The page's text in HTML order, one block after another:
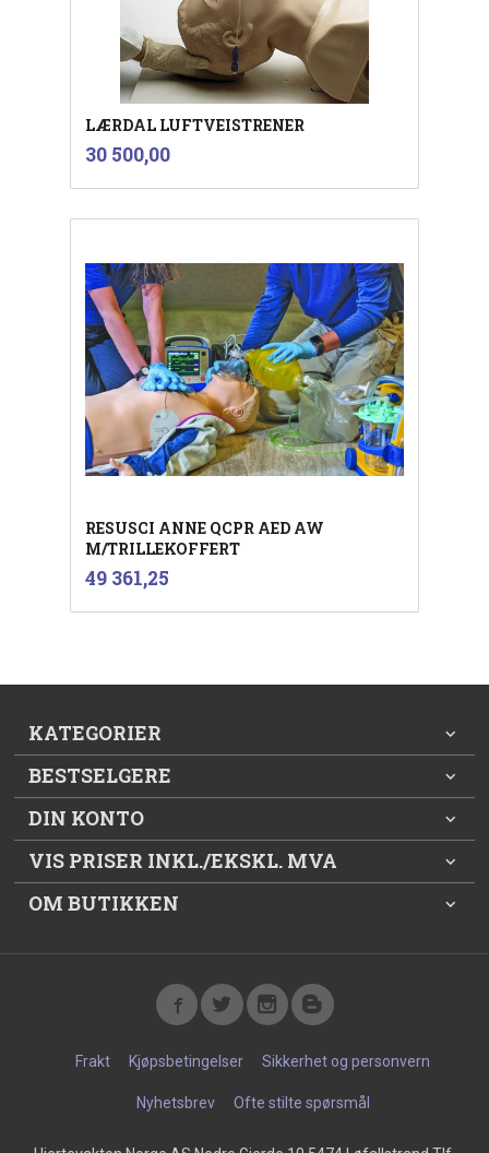
LÆRDAL LUFTVEISTRENER
Pris
30 500,00mva.
RESUSCI ANNE QCPR AED AW
M/TRILLEKOFFERT
Pris
49 361,25inkl.
mva.
KATEGORIER
BESTSELGERE
DIN KONTO
VIS PRISER INKL./EKSKL. MVA
OM BUTIKKEN
Frakt Kjøpsbetingelser Sikkerhet og personvern
Nyhetsbrev Ofte stilte spørsmål